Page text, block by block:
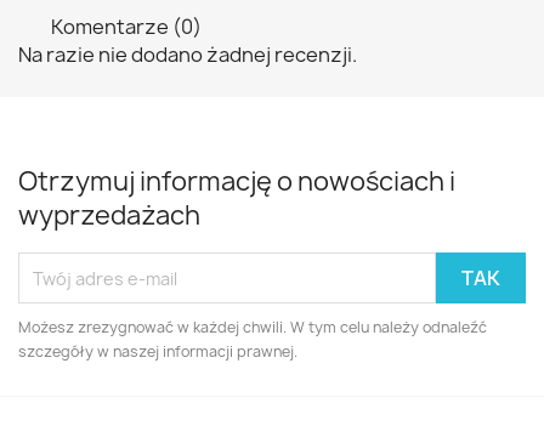
Komentarze (0)
Na razie nie dodano żadnej recenzji.
Otrzymuj informację o nowościach i
wyprzedażach
Możesz zrezygnować w każdej chwili. W tym celu należy odnaleźć
szczegóły w naszej informacji prawnej.